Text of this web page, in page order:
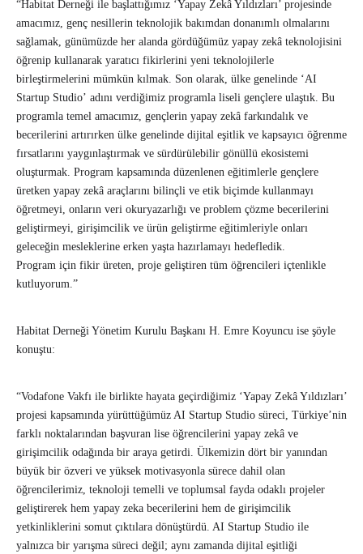
“Habitat Derneği ile başlattığımız ‘Yapay Zekâ Yıldızları’ projesinde
amacımız, genç nesillerin teknolojik bakımdan donanımlı olmalarını
sağlamak, günümüzde her alanda gördüğümüz yapay zekâ teknolojisini
öğrenip kullanarak yaratıcı fikirlerini yeni teknolojilerle
birleştirmelerini mümkün kılmak. Son olarak, ülke genelinde ‘AI
Startup Studio’ adını verdiğimiz programla liseli gençlere ulaştık. Bu
programla temel amacımız, gençlerin yapay zekâ farkındalık ve
becerilerini artırırken ülke genelinde dijital eşitlik ve kapsayıcı öğrenme
fırsatlarını yaygınlaştırmak ve sürdürülebilir gönüllü ekosistemi
oluşturmak. Program kapsamında düzenlenen eğitimlerle gençlere
üretken yapay zekâ araçlarını bilinçli ve etik biçimde kullanmayı
öğretmeyi, onların veri okuryazarlığı ve problem çözme becerilerini
geliştirmeyi, girişimcilik ve ürün geliştirme eğitimleriyle onları
geleceğin mesleklerine erken yaşta hazırlamayı hedefledik.
Program için fikir üreten, proje geliştiren tüm öğrencileri içtenlikle
kutluyorum.”
Habitat Derneği Yönetim Kurulu Başkanı H. Emre Koyuncu ise şöyle
konuştu:
“Vodafone Vakfı ile birlikte hayata geçirdiğimiz ‘Yapay Zekâ Yıldızları’
projesi kapsamında yürüttüğümüz AI Startup Studio süreci, Türkiye’nin
farklı noktalarından başvuran lise öğrencilerini yapay zekâ ve
girişimcilik odağında bir araya getirdi. Ülkemizin dört bir yanından
büyük bir özveri ve yüksek motivasyonla sürece dahil olan
öğrencilerimiz, teknoloji temelli ve toplumsal fayda odaklı projeler
geliştirerek hem yapay zeka becerilerini hem de girişimcilik
yetkinliklerini somut çıktılara dönüştürdü. AI Startup Studio ile
yalnızca bir yarışma süreci değil; aynı zamanda dijital eşitliği